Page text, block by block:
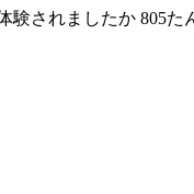
験されましたか 805